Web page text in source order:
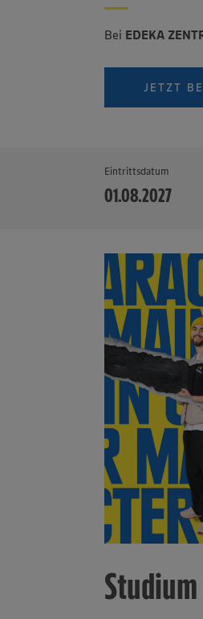
Bei EDEKA
JETZT
Eintrittsdatum
01.08.2027